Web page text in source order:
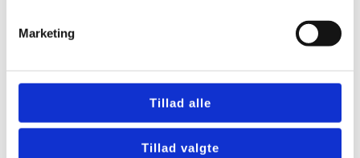
Marketing
Tillad alle
Tillad valgte
med sikker fugtstyring
Hvor meget må et
ventilationsanlæg støje i boligen